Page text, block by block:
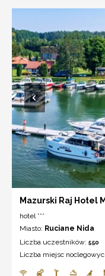
Mazurski Raj Hotel
hotel ***
Miasto: Ruciane Nida
Liczba uczestników: 550
Liczba miejsc